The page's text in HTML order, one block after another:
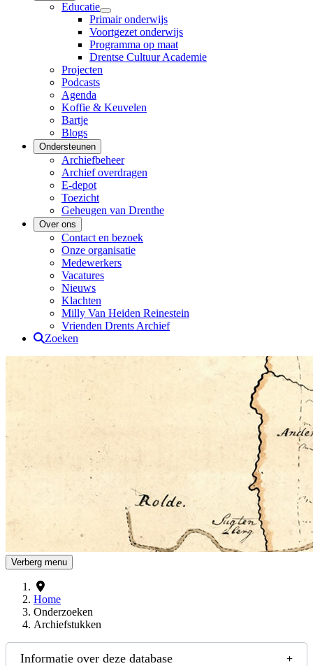
Educatie
Primair onderwijs
Voortgezet onderwijs
Programma op maat
Drentse Cultuur Academie
Projecten
Podcasts
Agenda
Koffie & Keuvelen
Bartje
Blogs
Ondersteunen
Archiefbeheer
Archief overdragen
E-depot
Toezicht
Geheugen van Drenthe
Over ons
Contact en bezoek
Onze organisatie
Medewerkers
Vacatures
Nieuws
Klachten
Milly Van Heiden Reinestein
Vrienden Drents Archief
Zoeken
Drents Archief
Verberg menu
Home
Onderzoeken
Archiefstukken
Informatie over deze database